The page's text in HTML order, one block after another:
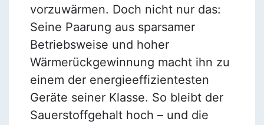
vorzuwärmen. Doch nicht nur das:
Seine Paarung aus sparsamer
Betriebsweise und hoher
Wärmerückgewinnung macht ihn zu
einem der energieeffizientesten
Geräte seiner Klasse. So bleibt der
Sauerstoffgehalt hoch – und die